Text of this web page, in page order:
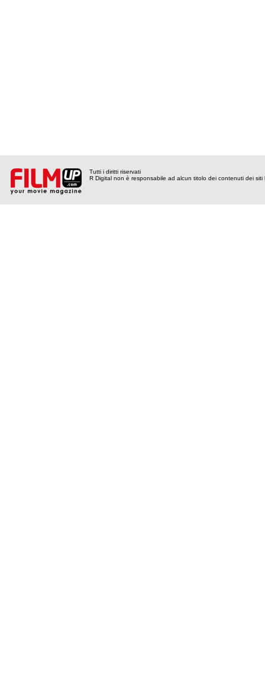
Tutti i diritti riservati
R Digital non è responsabile ad alcun titolo dei contenuti dei siti